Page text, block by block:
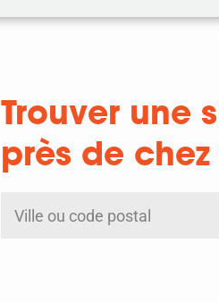
Trouver une
près de
par